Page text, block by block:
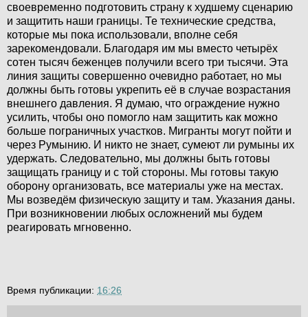
своевременно подготовить страну к худшему сценарию
и защитить наши границы. Те технические средства,
которые мы пока использовали, вполне себя
зарекомендовали. Благодаря им мы вместо четырёх
сотен тысяч беженцев получили всего три тысячи. Эта
линия защиты совершенно очевидно работает, но мы
должны быть готовы укрепить её в случае возрастания
внешнего давления. Я думаю, что ограждение нужно
усилить, чтобы оно помогло нам защитить как можно
больше пограничных участков. Мигранты могут пойти и
через Румынию. И никто не знает, сумеют ли румыны их
удержать. Следовательно, мы должны быть готовы
защищать границу и с той стороны. Мы готовы такую
оборону организовать, все материалы уже на местах.
Мы возведём физическую защиту и там. Указания даны.
При возникновении любых осложнений мы будем
реагировать мгновенно.
Время публикации: 16:26